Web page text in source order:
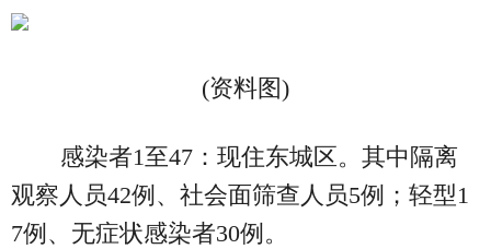
(资料图)
感染者1至47：现住东城区。其中隔离
观察人员42例、社会面筛查人员5例；轻型1
7例、无症状感染者30例。